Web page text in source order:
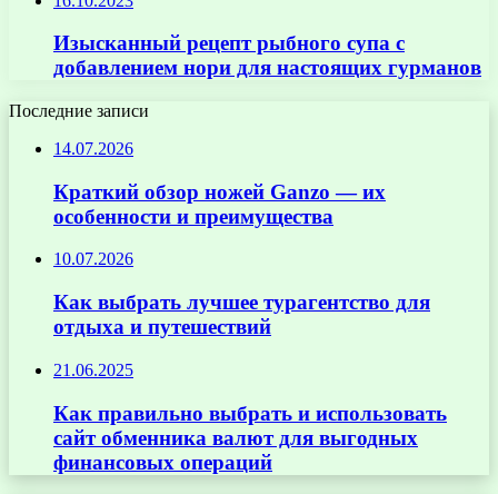
Изысканный рецепт рыбного супа с
добавлением нори для настоящих гурманов
Последние записи
14.07.2026
Краткий обзор ножей Ganzo — их
особенности и преимущества
10.07.2026
Как выбрать лучшее турагентство для
отдыха и путешествий
21.06.2025
Как правильно выбрать и использовать
сайт обменника валют для выгодных
финансовых операций